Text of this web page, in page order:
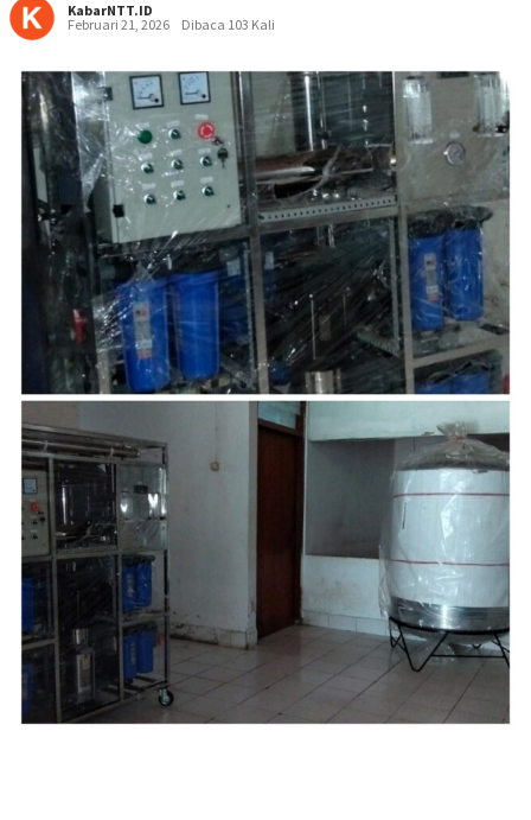
KabarNTT.ID
Februari 21, 2026
Dibaca 103 Kali